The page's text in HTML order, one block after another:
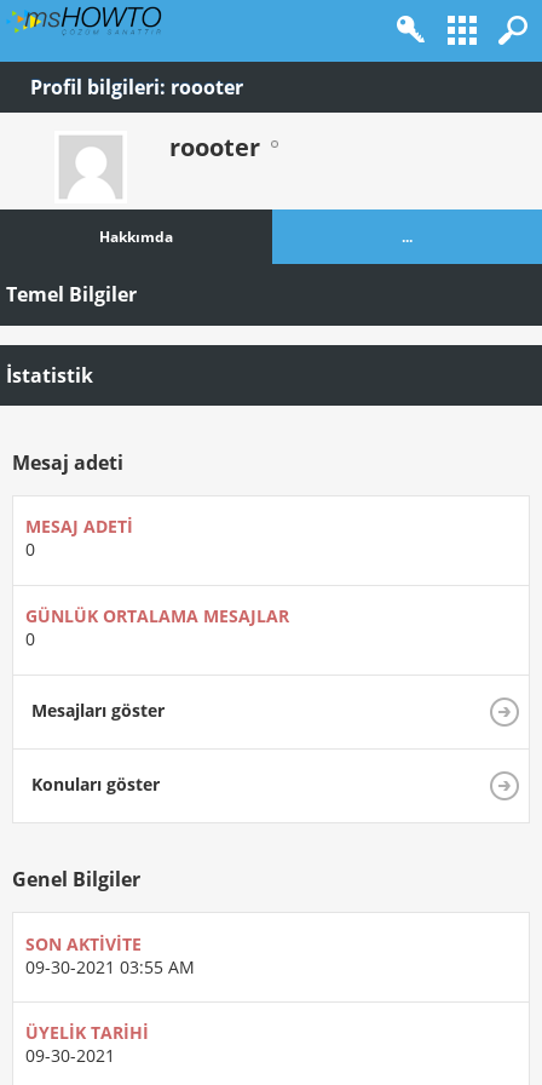
Profil bilgileri: roooter
roooter
Hakkımda ...
Temel Bilgiler
İstatistik
Mesaj adeti
MESAJ ADETI
0
GÜNLÜK ORTALAMA MESAJLAR
0
Mesajları göster
Konuları göster
Genel Bilgiler
SON AKTIVITE
09-30-2021 03:55 AM
ÜYELIK TARIHI
09-30-2021